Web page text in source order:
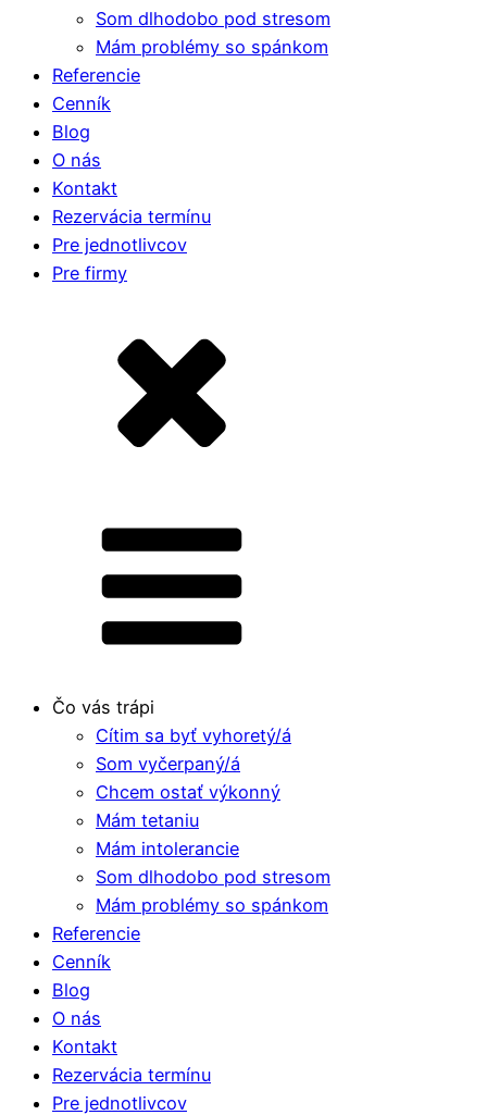
Som dlhodobo pod stresom
Mám problémy so spánkom
Referencie
Cenník
Blog
O nás
Kontakt
Rezervácia termínu
Pre jednotlivcov
Pre firmy
Čo vás trápi
Cítim sa byť vyhoretý/á
Som vyčerpaný/á
Chcem ostať výkonný
Mám tetaniu
Mám intolerancie
Som dlhodobo pod stresom
Mám problémy so spánkom
Referencie
Cenník
Blog
O nás
Kontakt
Rezervácia termínu
Pre jednotlivcov